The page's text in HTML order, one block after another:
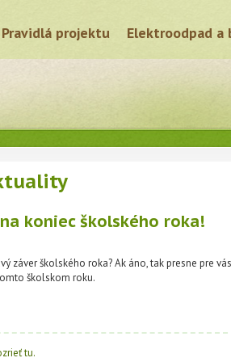
Pravidlá projektu Elektroodpad a
koniec školského roka!
záver školského roka? Ak áno, tak presne pre
školskom roku.
tu.